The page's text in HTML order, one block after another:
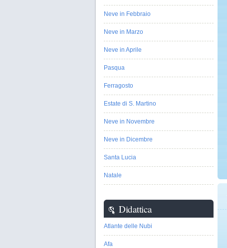
Neve in Febbraio
Neve in Marzo
Neve in Aprile
Pasqua
Ferragosto
Estate di S. Martino
Neve in Novembre
Neve in Dicembre
Santa Lucia
Natale
Didattica
Atlante delle Nubi
Afa